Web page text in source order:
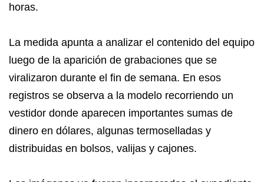
horas.
La medida apunta a analizar el contenido del equipo
luego de la aparición de grabaciones que se
viralizaron durante el fin de semana. En esos
registros se observa a la modelo recorriendo un
vestidor donde aparecen importantes sumas de
dinero en dólares, algunas termoselladas y
distribuidas en bolsos, valijas y cajones.